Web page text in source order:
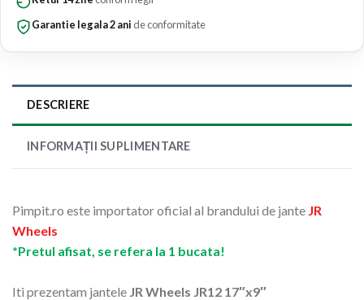
Garantie legala 2 ani de conformitate
DESCRIERE
INFORMAȚII SUPLIMENTARE
Pimpit.ro este importator oficial al brandului de jante JR
Wheels
*Pretul afisat, se refera la 1 bucata!
Iti prezentam jantele JR Wheels JR12 17″x9″